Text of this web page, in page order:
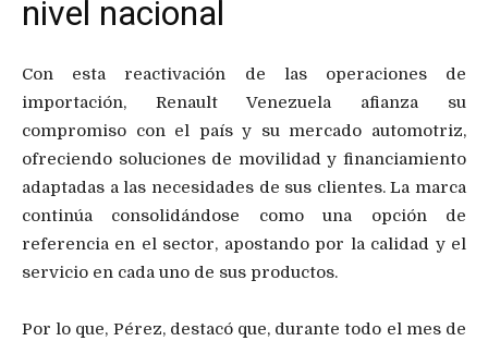
nivel nacional
Con esta reactivación de las operaciones de
importación, Renault Venezuela afianza su
compromiso con el país y su mercado automotriz,
ofreciendo soluciones de movilidad y financiamiento
adaptadas a las necesidades de sus clientes. La marca
continúa consolidándose como una opción de
referencia en el sector, apostando por la calidad y el
servicio en cada uno de sus productos.
Por lo que, Pérez, destacó que, durante todo el mes de